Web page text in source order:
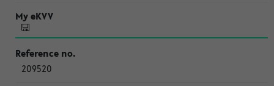
209520